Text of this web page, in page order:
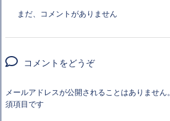
まだ、コメントがありません
コメントをどうぞ
メールアドレスが公開されることはありません。
須項目です